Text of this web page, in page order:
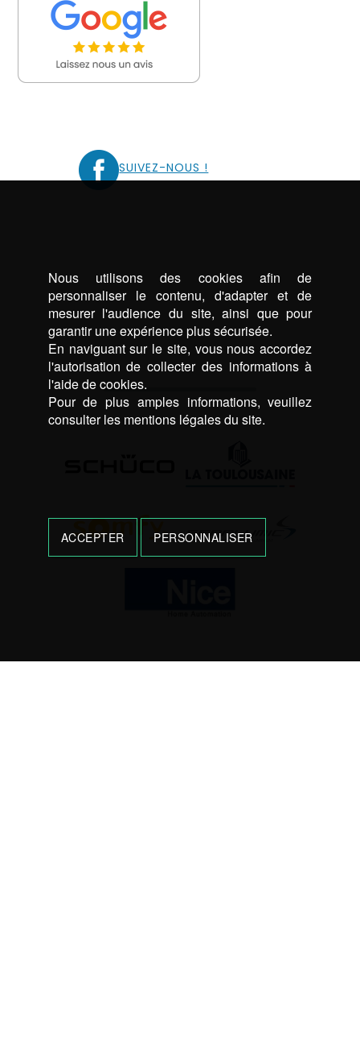
SUIVEZ-NOUS !
Nous utilisons des cookies afin de
personnaliser le contenu, d'adapter et de
mesurer l'audience du site, ainsi que pour
garantir une expérience plus sécurisée.
En naviguant sur le site, vous nous accordez
l'autorisation de collecter des informations à
l'aide de cookies.
Pour de plus amples informations, veuillez
consulter les mentions légales du site.
ACCEPTER PERSONNALISER